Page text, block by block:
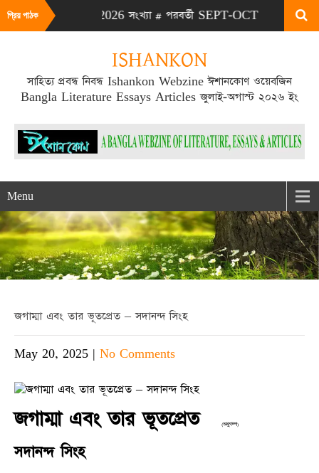
প্রিয় পাঠক
JULY-AUG 2026 সংখ্যা # পরবর্তী SEPT-OCT 2026 সংখ্যা
ISHANKON
সাহিত্য প্রবন্ধ নিবন্ধ Ishankon Webzine ঈশানকোণ ওয়েবজিন
Bangla Literature Essays Articles জুলাই-অগাস্ট ২০২৬ ইং
Menu
জগাম্মা এবং তার ভূতপ্রেত – সদানন্দ সিংহ
May 20, 2025 | No Comments
জগাম্মা এবং তার ভূতপ্রেত (অনুগল্প)
সদানন্দ সিংহ